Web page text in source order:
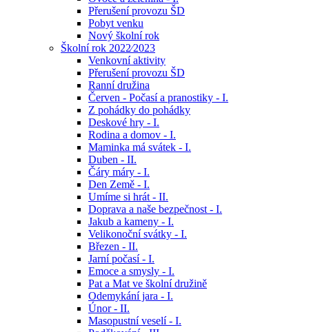
Přerušení provozu ŠD
Pobyt venku
Nový školní rok
Školní rok 2022⁄2023
Venkovní aktivity
Přerušení provozu ŠD
Ranní družina
Červen - Počasí a pranostiky - I.
Z pohádky do pohádky
Deskové hry - I.
Rodina a domov - I.
Maminka má svátek - I.
Duben - II.
Čáry máry - I.
Den Země - I.
Umíme si hrát - II.
Doprava a naše bezpečnost - I.
Jakub a kameny - I.
Velikonoční svátky - I.
Březen - II.
Jarní počasí - I.
Emoce a smysly - I.
Pat a Mat ve školní družině
Odemykání jara - I.
Únor - II.
Masopustní veselí - I.